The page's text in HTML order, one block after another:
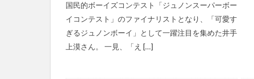
国民的ボーイズコンテスト「ジュノンスーパーボー
イコンテスト」のファイナリストとなり、「可愛す
ぎるジュノンボーイ」として一躍注目を集めた井手
上漠さん。 一見、「え […]